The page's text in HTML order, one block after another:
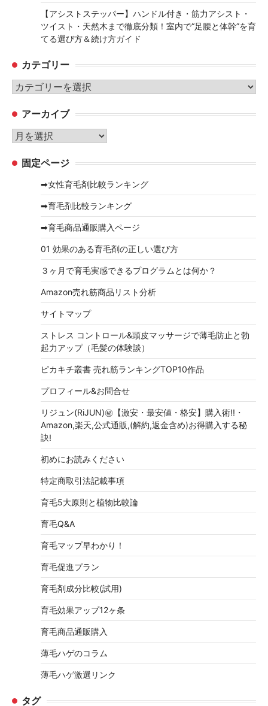
【アシストステッパー】ハンドル付き・筋力アシスト・
ツイスト・天然木まで徹底分類！室内で“足腰と体幹”を育
てる選び方＆続け方ガイド
カテゴリー
カ
ゴ
リ
ー
アーカイブ
ア
カ 固定ページ
➡女性育毛剤比較ランキング
➡育毛剤比較ランキング
➡育毛商品通販購入ページ
01 効果のある育毛剤の正しい選び方
３ヶ月で育毛実感できるプログラムとは何か？
Amazon売れ筋商品リスト分析
サイトマップ
ストレス コントロール&頭皮マッサージで薄毛防止と勃
起力アップ（毛髪の体験談）
ピカキチ叢書 売れ筋ランキングTOP10作品
プロフィール&お問合せ
リジュン(RiJUN)㊙【激安・最安値・格安】購入術!!・
Amazon,楽天,公式通販,(解約,返金含め)お得購入する秘
訣!
初めにお読みください
特定商取引法記載事項
育毛5大原則と植物比較論
育毛Q&A
育毛マップ早わかり！
育毛促進プラン
育毛剤成分比較(試用)
育毛効果アップ12ヶ条
育毛商品通販購入
薄毛ハゲのコラム
薄毛ハゲ激選リンク
タグ